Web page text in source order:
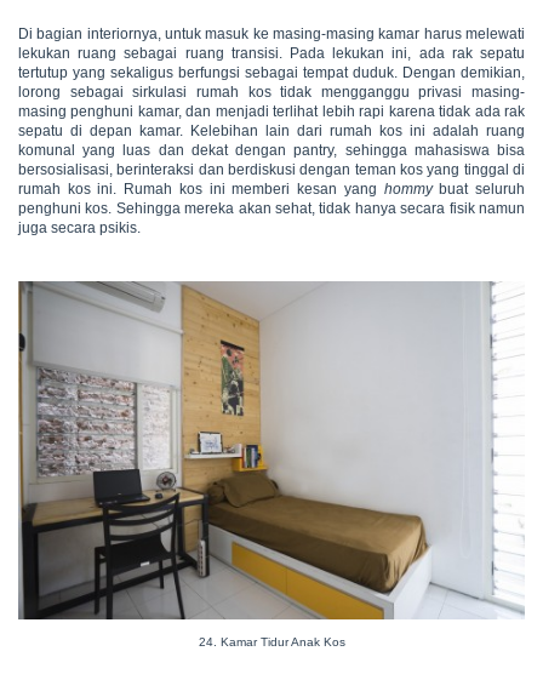
Di bagian interiornya, untuk masuk ke masing-masing kamar harus melewati
lekukan ruang sebagai ruang transisi. Pada lekukan ini, ada rak sepatu
tertutup yang sekaligus berfungsi sebagai tempat duduk. Dengan demikian,
lorong sebagai sirkulasi rumah kos tidak mengganggu privasi masing-
masing penghuni kamar, dan menjadi terlihat lebih rapi karena tidak ada rak
sepatu di depan kamar. Kelebihan lain dari rumah kos ini adalah ruang
komunal yang luas dan dekat dengan pantry, sehingga mahasiswa bisa
bersosialisasi, berinteraksi dan berdiskusi dengan teman kos yang tinggal di
rumah kos ini. Rumah kos ini memberi kesan yang hommybuat seluruh
penghuni kos. Sehingga mereka akan sehat, tidak hanya secara fisik namun
juga secara psikis.
24. Kamar Tidur Anak Kos